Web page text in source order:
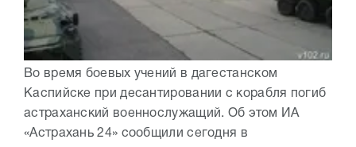
Во время боевых учений в дагестанском
Каспийске при десантировании с корабля погиб
астраханский военнослужащий. Об этом ИА
«Астрахань 24» сообщили сегодня в